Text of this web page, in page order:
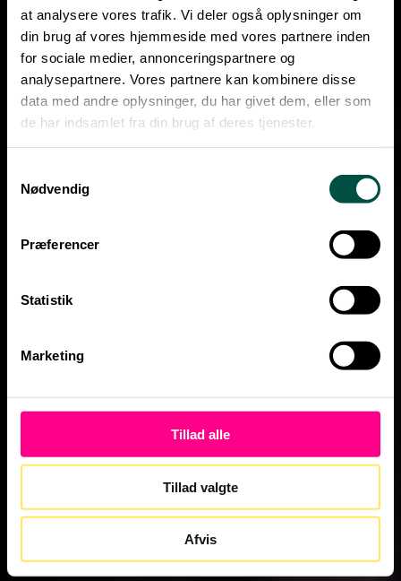
at analysere vores trafik. Vi deler også oplysninger om
din brug af vores hjemmeside med vores partnere inden
for sociale medier, annonceringspartnere og
analysepartnere. Vores partnere kan kombinere disse
data med andre oplysninger, du har givet dem, eller som
de har indsamlet fra din brug af deres tjenester.
Nødvendig
Præferencer
Statistik
Marketing
Tillad alle
Tillad valgte
Afvis